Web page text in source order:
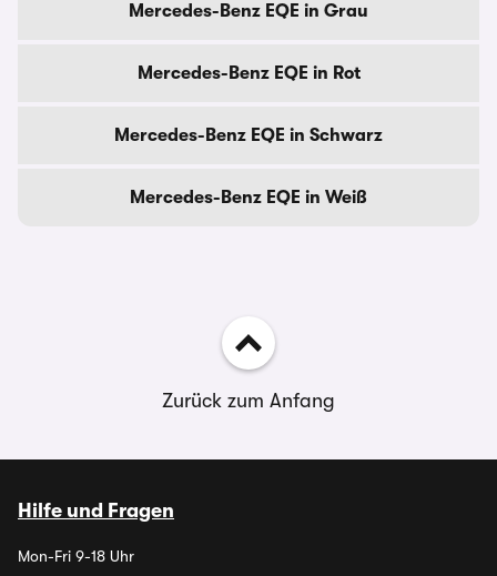
Mercedes-Benz EQE in Grau
Mercedes-Benz EQE in Rot
Mercedes-Benz EQE in Schwarz
Mercedes-Benz EQE in Weiß
Zurück zum Anfang
Hilfe und Fragen
Mon-Fri 9-18 Uhr